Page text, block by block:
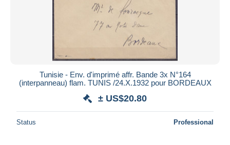
Tunisie - Env. d'imprimé affr. Bande 3x N°164
(interpanneau) flam. TUNIS /24.X.1932 pour BORDEAUX
± US$20.80
Status Professional